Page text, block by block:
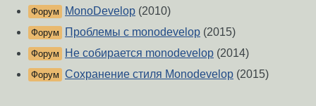
Форум MonoDevelop (2010)
Форум Проблемы с monodevelop (2015)
Форум Не собирается monodevelop (2014)
Форум Сохранение стиля Monodevelop (2015)